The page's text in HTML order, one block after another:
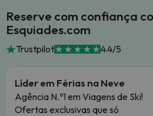
Reserve com confiança
Esquiades.com
Trustpilot 4.4/5
Líder em Férias na Neve
Agência N.º1 em Viagens de Ski!
Ofertas exclusivas que só